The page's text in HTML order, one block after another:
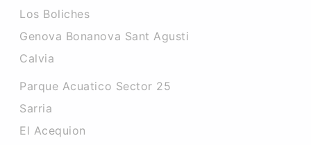
Los Boliches
Genova Bonanova Sant Agusti
Calvia
Parque Acuatico Sector 25
Sarria
El Acequion